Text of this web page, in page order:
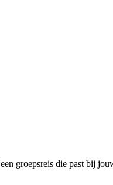
groepsreis die past bij